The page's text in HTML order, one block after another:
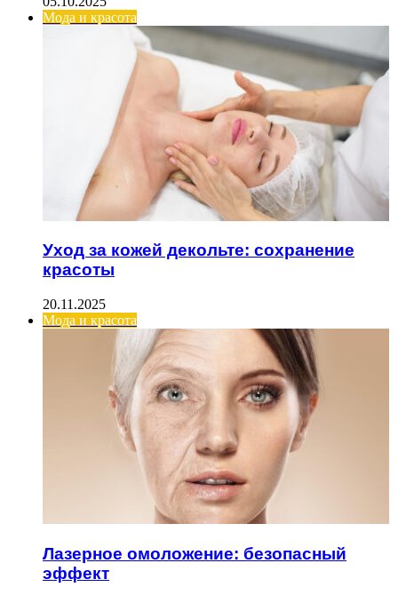
Мода и красота
Уход за кожей декольте: сохранение
красоты
20.11.2025
Мода и красота
Лазерное омоложение: безопасный
эффект